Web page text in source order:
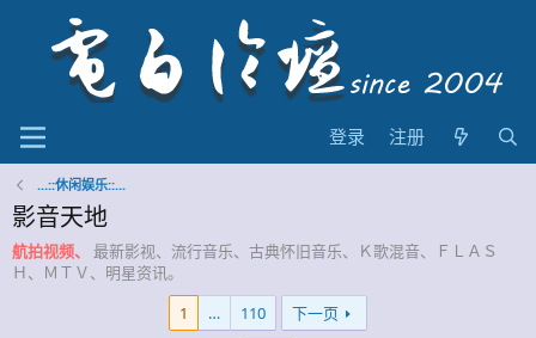
登录 注册
...::休闲娱乐::...
影音天地
航拍视频、
最新影视、流行音乐、古典怀旧音乐、Ｋ歌混音、ＦＬＡＳ
Ｈ、ＭＴＶ、明星资讯。
1
… 110
下一页